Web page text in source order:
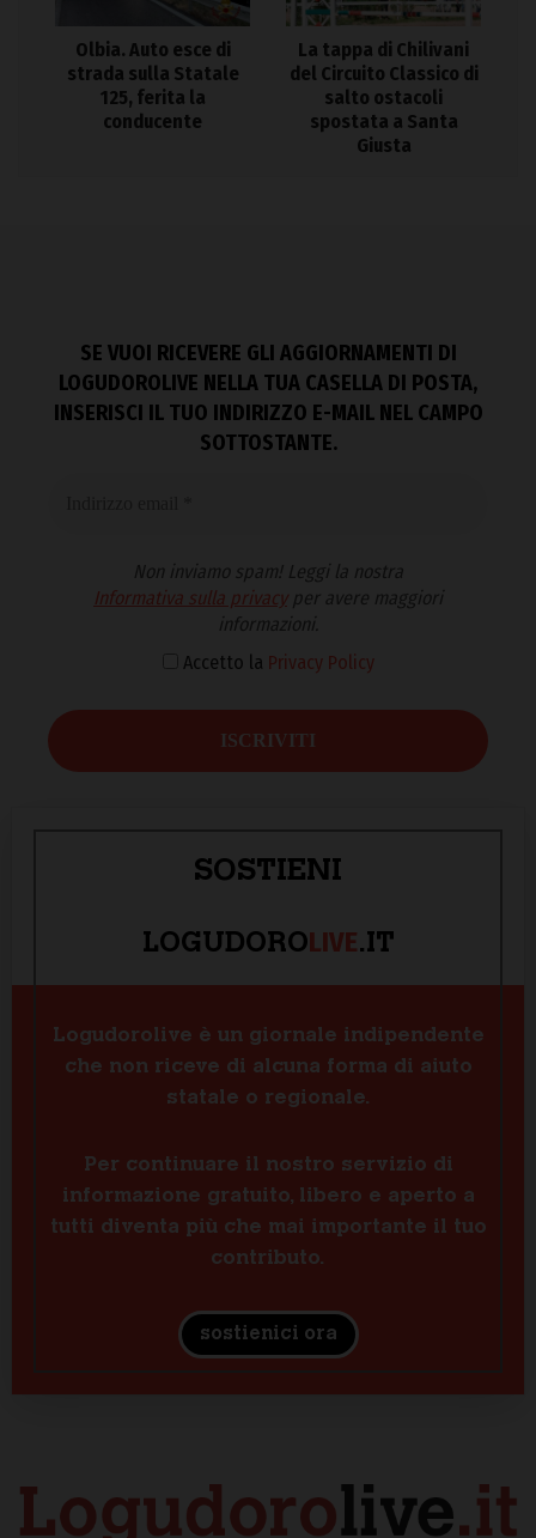
Olbia. Auto esce di
strada sulla Statale
125, ferita la
conducente
La tappa di Chilivani
del Circuito Classico di
salto ostacoli
spostata a Santa
Giusta
SE VUOI RICEVERE GLI AGGIORNAMENTI DI
LOGUDOROLIVE NELLA TUA CASELLA DI POSTA,
INSERISCI IL TUO INDIRIZZO E-MAIL NEL CAMPO
SOTTOSTANTE.
Non inviamo spam! Leggi la nostra
Informativa sulla privacyper avere maggiori
informazioni.
Accetto la Privacy Policy
SOSTIENI
LOGUDOROLIVE.IT
Logudorolive è un giornale indipendente
che non riceve di alcuna forma di aiuto
statale o regionale.
Per continuare il nostro servizio di
informazione gratuito, libero e aperto a
tutti diventa più che mai importante il tuo
contributo.
sostienici ora